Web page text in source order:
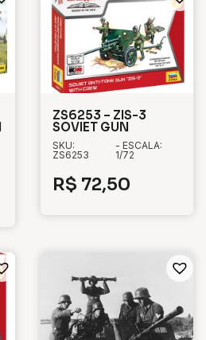
ZS6253 – ZIS-3
SOVIET GUN
SKU:
ZS6253
- ESCALA:
1/72
R$ 72,50